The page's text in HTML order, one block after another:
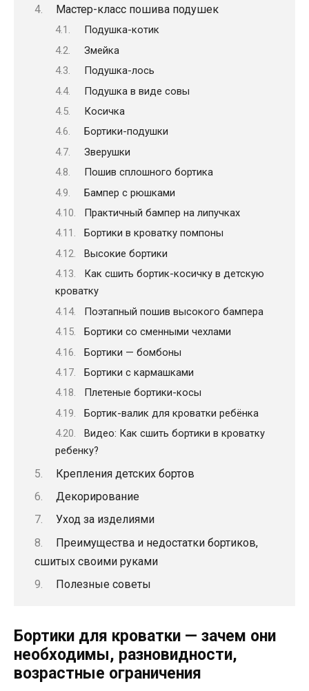
Мастер-класс пошива подушек
Подушка-котик
Змейка
Подушка-лось
Подушка в виде совы
Косичка
Бортики-подушки
Зверушки
Пошив сплошного бортика
Бампер с рюшками
Практичный бампер на липучках
Бортики в кроватку помпоны
Высокие бортики
Как сшить бортик-косичку в детскую
кроватку
Поэтапный пошив высокого бампера
Бортики со сменными чехлами
Бортики — бомбоны
Бортики с кармашками
Плетеные бортики-косы
Бортик-валик для кроватки ребёнка
Видео: Как сшить бортики в кроватку
ребенку?
Крепления детских бортов
Декорирование
Уход за изделиями
Преимущества и недостатки бортиков,
сшитых своими руками
Полезные советы
Бортики для кроватки — зачем они
необходимы, разновидности,
возрастные ограничения